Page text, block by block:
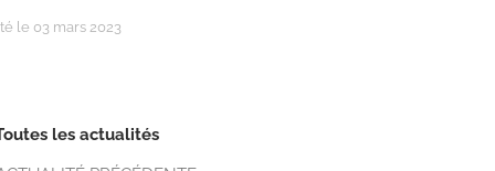
le 03 mars 2023
les actualités